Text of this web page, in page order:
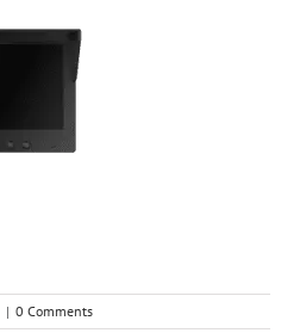
| 0 Comments